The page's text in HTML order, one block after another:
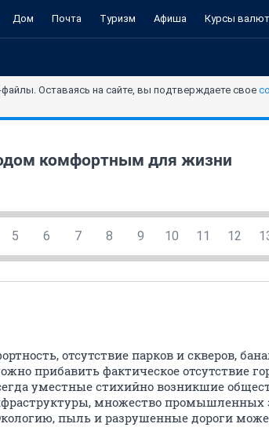
Дом Почта Туризм Афиша Курсы валют
Оставаясь на сайте, вы подтверждаете свое
комфортным для жизни
5 6 7 8 9 10 11 12
отсутствие парков и скверов,
прибавить фактическое отсутствие
уместные стихийно возникшие
множество промышленных
пыль и разрушенные дороги